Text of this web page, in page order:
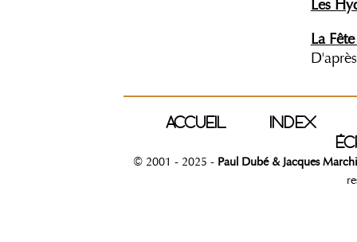
Les
La
ACCUEIL
INDEX
© 2001 - 2025 - Paul Dubé & Jacques